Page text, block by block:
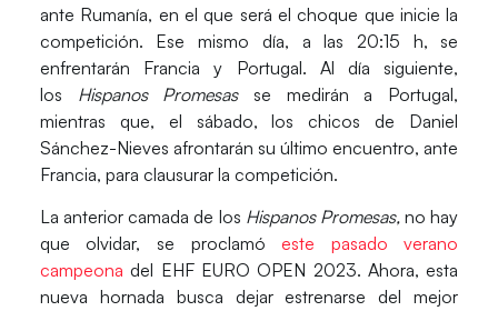
ante Rumanía, en el que será el choque que inicie la
competición. Ese mismo día, a las 20:15 h, se
enfrentarán Francia y Portugal. Al día siguiente,
los Hispanos Promesas se medirán a Portugal,
mientras que, el sábado, los chicos de Daniel
Sánchez-Nieves afrontarán su último encuentro, ante
Francia, para clausurar la competición.
La anterior camada de los Hispanos Promesas,no hay
que olvidar, se proclamóeste pasado verano
campeona del EHF EURO OPEN 2023. Ahora, esta
nueva hornada busca dejar estrenarse del mejor